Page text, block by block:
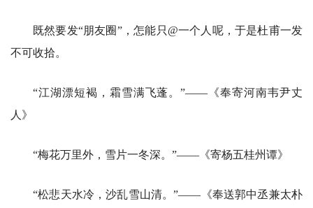
既然要发“朋友圈”，怎能只@一个人呢，于是杜甫一发
不可收拾。
“江湖漂短褐，霜雪满飞蓬。”——《奉寄河南韦尹丈
人》
“梅花万里外，雪片一冬深。”——《寄杨五桂州谭》
“松悲天水冷，沙乱雪山清。”——《奉送郭中丞兼太朴